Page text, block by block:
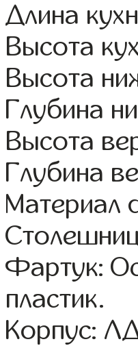
Длина
Высота
Высота
Глубина
Высота
Глубина
Материал
Фартук:
пластик.
Корпус: